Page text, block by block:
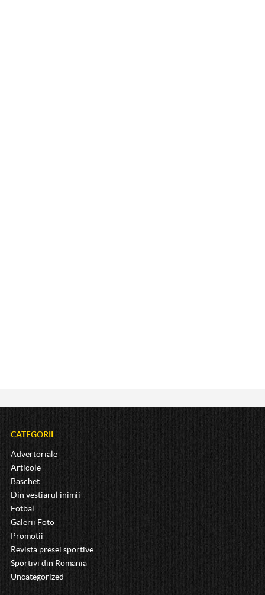
CATEGORII
Advertoriale
Articole
Baschet
Din vestiarul inimii
Fotbal
Galerii Foto
Promotii
Revista presei sportive
Sportivi din Romania
Uncategorized